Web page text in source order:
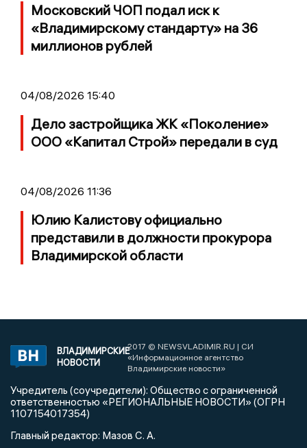
Московский ЧОП подал иск к
«Владимирскому стандарту» на 36
миллионов рублей
04/08/2026 15:40
Дело застройщика ЖК «Поколение»
ООО «Капитал Строй» передали в суд
04/08/2026 11:36
Юлию Калистову официально
представили в должности прокурора
Владимирской области
ВЛАДИМИРСКИЕ
НОВОСТИ
2017 © NEWSVLADIMIR.RU | СИ
«Информационное агентство
Владимирские новости»
Учредитель (соучредители): Общество с ограниченной
ответственностью «РЕГИОНАЛЬНЫЕ НОВОСТИ» (ОГРН
1107154017354)
Главный редактор: Мазов С. А.